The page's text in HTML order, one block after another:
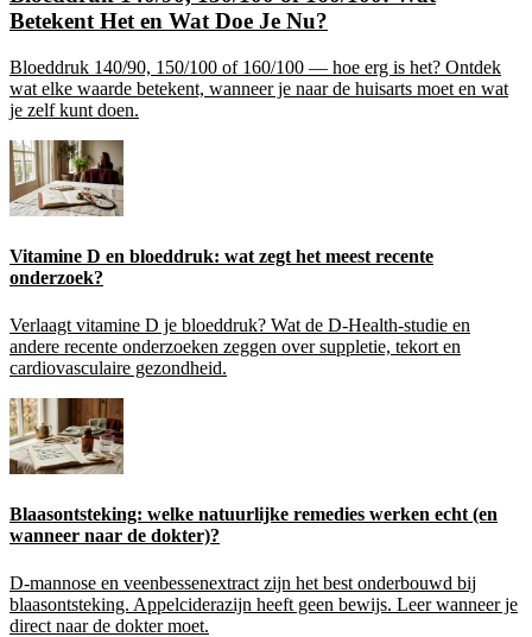
Betekent Het en Wat Doe Je Nu?
Bloeddruk 140/90, 150/100 of 160/100 — hoe erg is het? Ontdek
wat elke waarde betekent, wanneer je naar de huisarts moet en wat
je zelf kunt doen.
Vitamine D en bloeddruk: wat zegt het meest recente
onderzoek?
Verlaagt vitamine D je bloeddruk? Wat de D-Health-studie en
andere recente onderzoeken zeggen over suppletie, tekort en
cardiovasculaire gezondheid.
Blaasontsteking: welke natuurlijke remedies werken echt (en
wanneer naar de dokter)?
D-mannose en veenbessenextract zijn het best onderbouwd bij
blaasontsteking. Appelciderazijn heeft geen bewijs. Leer wanneer je
direct naar de dokter moet.